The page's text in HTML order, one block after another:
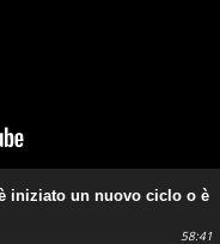
iniziato un nuovo ciclo o è
58:41